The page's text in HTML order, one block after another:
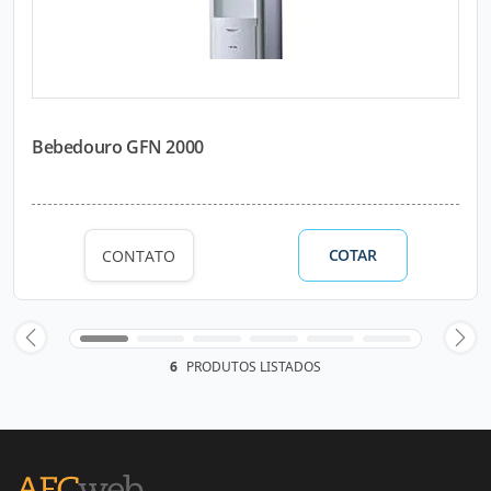
Bebedouro GFN 2000
CONTATO COTAR
6 PRODUTOS LISTADOS